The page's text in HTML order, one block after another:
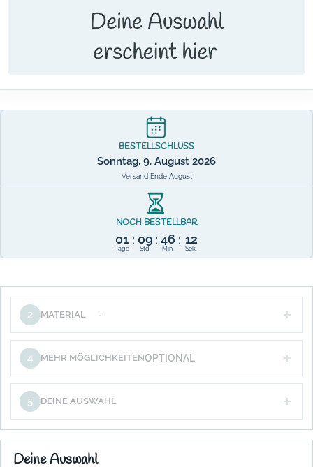
BESTELLSCHLUSS
Sonntag, 9. August 2026
Versand Ende August
NOCH BESTELLBAR
01
Tage
: 09
Std.
: 46
Min.
: 11
Sek.
2 MATERIAL -
4 MEHR MÖGLICHKEITENOPTIONAL
5 DEINE AUSWAHL
Deine Auswahl